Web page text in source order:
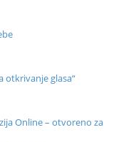
otkrivanje glasa“
Online – otvoreno za